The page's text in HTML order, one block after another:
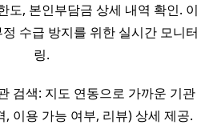
도, 본인부담금 상세 내역 확인. 이
수급 방지를 위한 실시간 모니터
링.
검색: 지도 연동으로 가까운 기관
, 이용 가능 여부, 리뷰) 상세 제공.